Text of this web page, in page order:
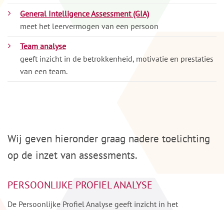
General Intelligence Assessment (GIA)
meet het leervermogen van een persoon
Team analyse
geeft inzicht in de betrokkenheid, motivatie en prestaties
van een team.
Wij geven hieronder graag nadere toelichting
op de inzet van assessments.
PERSOONLIJKE PROFIEL ANALYSE
De Persoonlijke Profiel Analyse geeft inzicht in het